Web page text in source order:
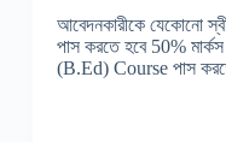
আবেদনকারীকে যেকোনো
পাস করতে হবে 50%
(B.Ed) Course পাস